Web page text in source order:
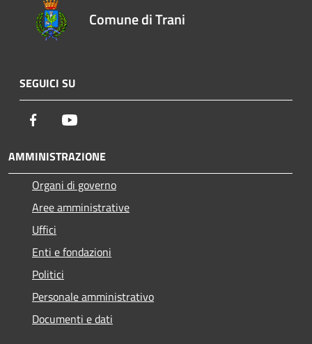
Comune di Trani
SEGUICI SU
Facebook
AMMINISTRAZIONE
Organi di governo
Aree amministrative
Uffici
Enti e fondazioni
Politici
Personale amministrativo
Documenti e dati